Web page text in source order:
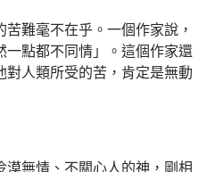
難毫不在乎。一個作家說，
點都不同情」。這個作家還
人類所受的苦，肯定是無動
無情、不關心人的神，剛相